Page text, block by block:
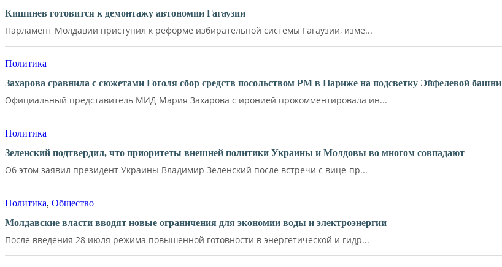
Кишинев готовится к демонтажу автономии Гагаузии
Парламент Молдавии приступил к реформе избирательной системы Гагаузии, изме...
Политика
Захарова сравнила с сюжетами Гоголя сбор средств посольством РМ в Париже на подсветку Эйфелевой башни
Официальный представитель МИД Мария Захарова с иронией прокомментировала ин...
Политика
Зеленский подтвердил, что приоритеты внешней политики Украины и Молдовы во многом совпадают
Об этом заявил президент Украины Владимир Зеленский после встречи с вице-пр...
Политика, Общество
Молдавские власти вводят новые ограничения для экономии воды и электроэнергии
После введения 28 июля режима повышенной готовности в энергетической и гидр...